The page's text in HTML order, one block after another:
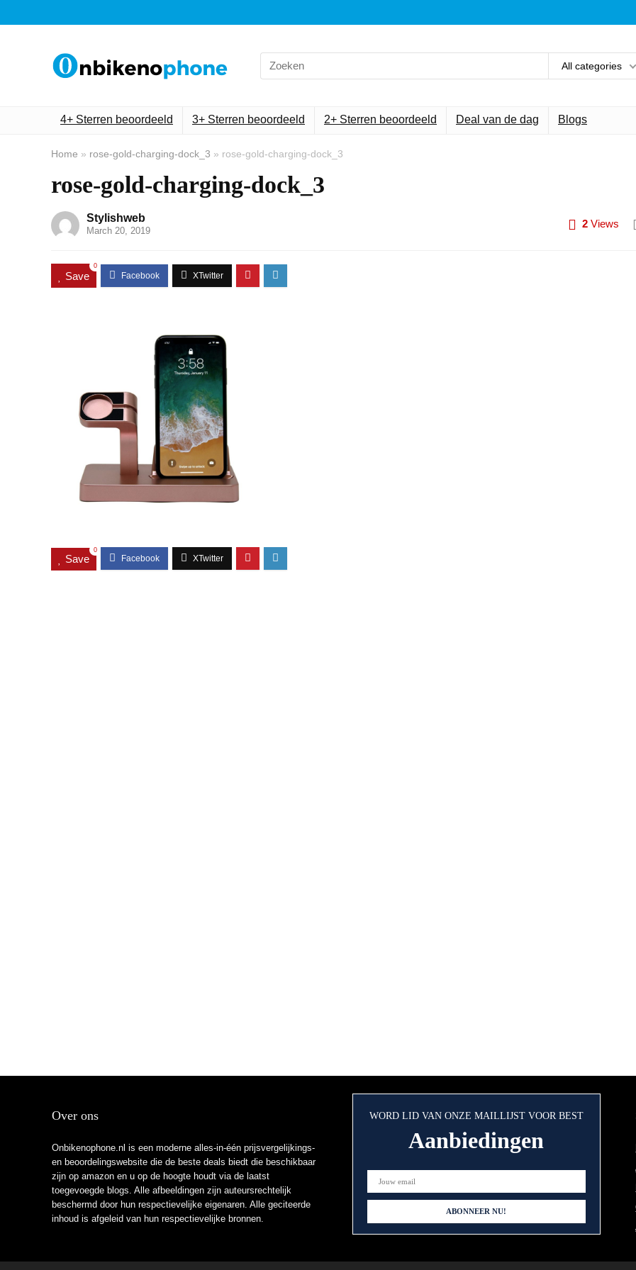
Search
for:
All categories
4+ Sterren beoordeeld 3+ Sterren beoordeeld 2+ Sterren beoordeeld Deal van de dag Blogs
Home » rose-gold-charging-dock_3 » rose-gold-charging-dock_3
rose-gold-charging-dock_3
Stylishweb
March 20, 2019
2 Views
Save
0
Save
0
Over ons
Onbikenophone.nl is een moderne alles-in-één prijsvergelijkings-
en beoordelingswebsite die de beste deals biedt die beschikbaar
zijn op amazon en u op de hoogte houdt via de laatst
toegevoegde blogs. Alle afbeeldingen zijn auteursrechtelijk
beschermd door hun respectievelijke eigenaren. Alle geciteerde
inhoud is afgeleid van hun respectievelijke bronnen.
WORD LID VAN ONZE MAILLIJST VOOR BEST
Aanbiedingen